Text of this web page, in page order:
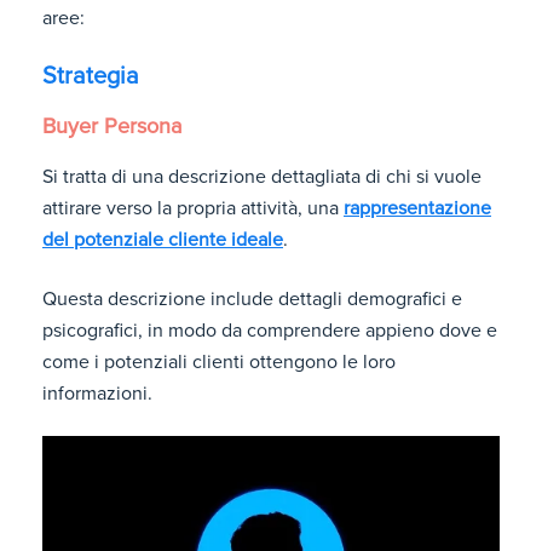
aree:
Strategia
Buyer Persona
Si tratta di una descrizione dettagliata di chi si vuole
attirare verso la propria attività, una rappresentazione
del potenziale cliente ideale.
Questa descrizione include dettagli demografici e
psicografici, in modo da comprendere appieno dove e
come i potenziali clienti ottengono le loro
informazioni.